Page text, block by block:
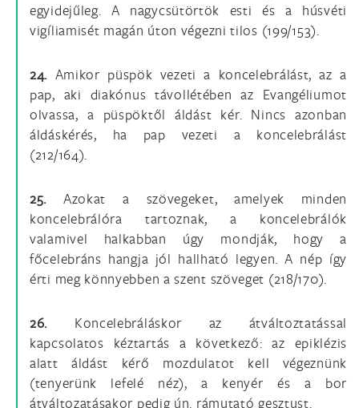
egyidejűleg. A nagycsütörtök esti és a húsvéti
vigíliamisét magán úton végezni tilos (199/153).
24. Amikor püspök vezeti a koncelebrálást, az a
pap, aki diakónus távollétében az Evangéliumot
olvassa, a püspöktől áldást kér. Nincs azonban
áldáskérés, ha pap vezeti a koncelebrálást
(212/164).
25. Azokat a szövegeket, amelyek minden
koncelebrálóra tartoznak, a koncelebrálók
valamivel halkabban úgy mondják, hogy a
főcelebráns hangja jól hallható legyen. A nép így
érti meg könnyebben a szent szöveget (218/170).
26. Koncelebráláskor az átváltoztatással
kapcsolatos kéztartás a következő: az epiklézis
alatt áldást kérő mozdulatot kell végeznünk
(tenyerünk lefelé néz), a kenyér és a bor
átváltozatásakor pedig ún. rámutató gesztust.